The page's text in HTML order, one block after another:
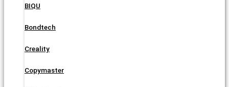
BIQU
Bondtech
Creality
Copymaster